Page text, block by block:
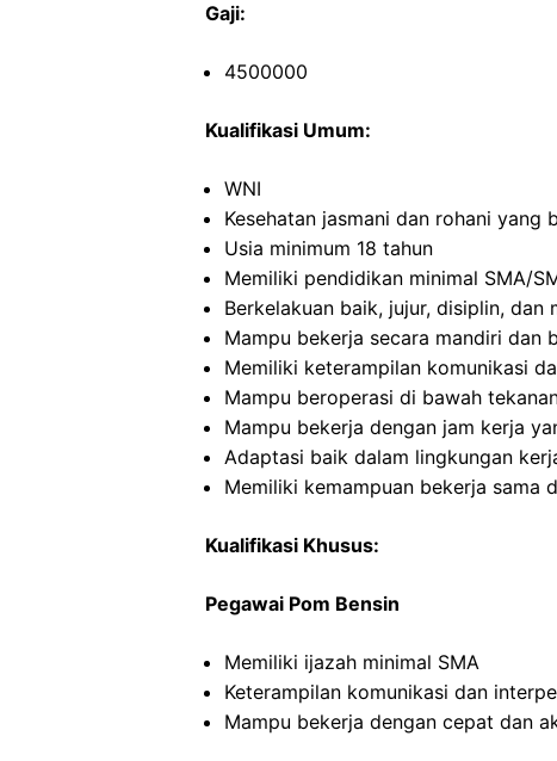
Gaji:
4500000
Kualifikasi Umum:
WNI
Kesehatan jasmani dan rohani yang
Usia minimum 18 tahun
Memiliki pendidikan minimal SMA/
Berkelakuan baik, jujur, disiplin, dan
Mampu bekerja secara mandiri dan
Memiliki keterampilan komunikasi
Mampu beroperasi di bawah
Mampu bekerja dengan jam kerja
Adaptasi baik dalam lingkungan
Memiliki kemampuan bekerja sama
Kualifikasi Khusus:
Pegawai Pom Bensin
Memiliki ijazah minimal SMA
Keterampilan komunikasi dan
Mampu bekerja dengan cepat dan